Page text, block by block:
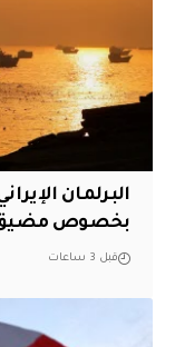
البرلمان
بخصوص مضيق
قبل 3 ساعات